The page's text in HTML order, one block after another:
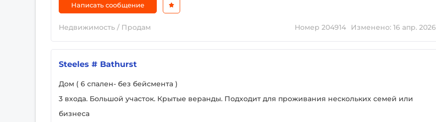
Написать сообщение
Недвижимость / Продам Номер 204914 Изменено: 16 апр. 2026
Steeles # Bathurst
Дом ( 6 спален- без бейсмента )
3 входа. Большой участок. Крытые веранды. Подходит для проживания нескольких семей или
бизнеса